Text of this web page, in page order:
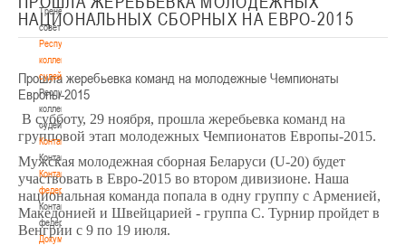
Тренерский
совет
Республиканская
коллегия
судей
Республиканская
коллегия
судей
Контакты
Контакты
Контакты
федерации
Контакты
федерации
Документы
НАЦИОНАЛЬНЫХ СБОРНЫХ НА ЕВРО-2015
Прошла жеребьевка команд на молодежные Чемпионаты
Европы-2015
В субботу, 29 ноября, прошла жеребьевка команд на
групповой этап молодежных Чемпионатов Европы-2015.
Мужская молодежная сборная Беларуси (U-20) будет
участвовать в Евро-2015 во втором дивизионе. Наша
национальная команда попала в одну группу с Арменией,
Македонией и Швейцарией - группа С. Турнир пройдет в
Венгрии с 9 по 19 июля.